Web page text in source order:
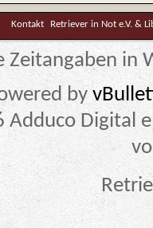
Kontakt Retriever in Not e.V. &
Zeitangaben in
by
Digital